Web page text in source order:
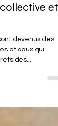
: une
et
devenus des
des...